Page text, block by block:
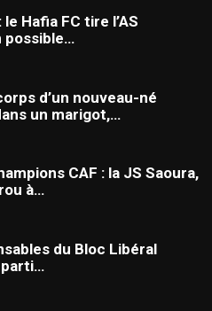
le Hafia FC tire l’AS
possible…
d’un nouveau-né
un marigot,…
CAF : la JS Saoura,
à…
du Bloc Libéral
parti…